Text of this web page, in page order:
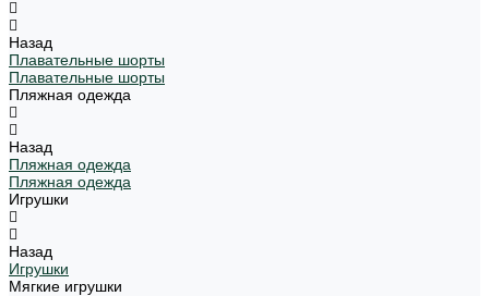
Назад
Плавательные шорты
Плавательные шорты
Пляжная одежда
Назад
Пляжная одежда
Пляжная одежда
Игрушки
Назад
Игрушки
Мягкие игрушки